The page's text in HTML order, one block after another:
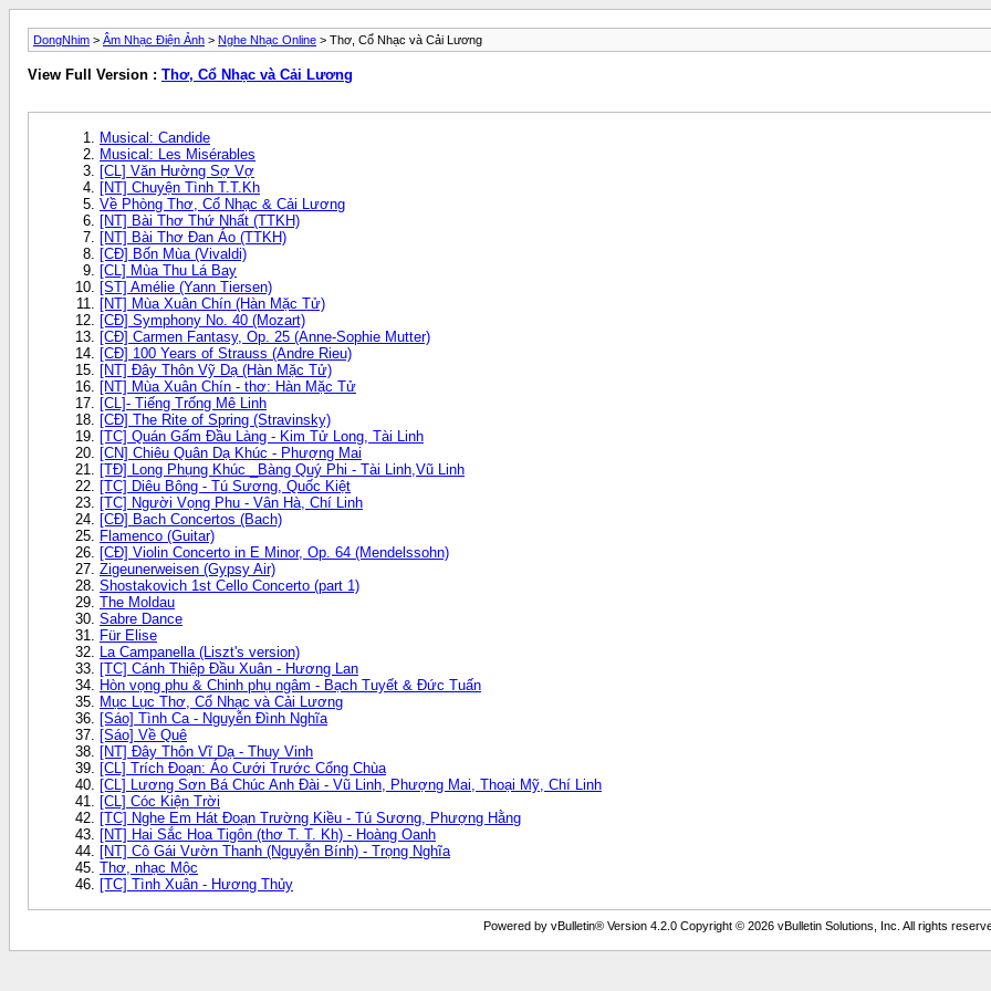
DongNhim > Âm Nhạc Điện Ảnh > Nghe Nhạc Online > Thơ, Cổ Nhạc và Cải Lương
View Full Version : Thơ, Cổ Nhạc và Cải Lương
Musical: Candide
Musical: Les Misérables
[CL] Văn Hường Sợ Vợ
[NT] Chuyện Tình T.T.Kh
Về Phòng Thơ, Cổ Nhạc & Cải Lương
[NT] Bài Thơ Thứ Nhất (TTKH)
[NT] Bài Thơ Đan Áo (TTKH)
[CĐ] Bốn Mùa (Vivaldi)
[CL] Mùa Thu Lá Bay
[ST] Amélie (Yann Tiersen)
[NT] Mùa Xuân Chín (Hàn Mặc Tử)
[CĐ] Symphony No. 40 (Mozart)
[CĐ] Carmen Fantasy, Op. 25 (Anne-Sophie Mutter)
[CĐ] 100 Years of Strauss (Andre Rieu)
[NT] Đây Thôn Vỹ Dạ (Hàn Mặc Tử)
[NT] Mùa Xuân Chín - thơ: Hàn Mặc Tử
[CL]- Tiếng Trống Mê Linh
[CĐ] The Rite of Spring (Stravinsky)
[TC] Quán Gấm Đầu Làng - Kim Tử Long, Tài Linh
[CN] Chiêu Quân Dạ Khúc - Phượng Mai
[TĐ] Long Phụng Khúc _Bàng Quý Phi - Tài Linh,Vũ Linh
[TC] Diêu Bông - Tú Sương, Quốc Kiệt
[TC] Người Vọng Phu - Vân Hà, Chí Linh
[CĐ] Bach Concertos (Bach)
Flamenco (Guitar)
[CĐ] Violin Concerto in E Minor, Op. 64 (Mendelssohn)
Zigeunerweisen (Gypsy Air)
Shostakovich 1st Cello Concerto (part 1)
The Moldau
Sabre Dance
Für Elise
La Campanella (Liszt's version)
[TC] Cánh Thiệp Đầu Xuân - Hương Lan
Hòn vọng phu & Chinh phụ ngâm - Bạch Tuyết & Đức Tuấn
Mục Lục Thơ, Cổ Nhạc và Cải Lương
[Sáo] Tình Ca - Nguyễn Đình Nghĩa
[Sáo] Về Quê
[NT] Đây Thôn Vĩ Dạ - Thuy Vinh
[CL] Trích Đoạn: Áo Cưới Trước Cổng Chùa
[CL] Lương Sơn Bá Chúc Anh Đài - Vũ Linh, Phượng Mai, Thoại Mỹ, Chí Linh
[CL] Cóc Kiện Trời
[TC] Nghe Em Hát Đoạn Trường Kiều - Tú Sương, Phượng Hằng
[NT] Hai Sắc Hoa Tigôn (thơ T. T. Kh) - Hoàng Oanh
[NT] Cô Gái Vườn Thanh (Nguyễn Bính) - Trọng Nghĩa
Thơ, nhạc Mộc
[TC] Tình Xuân - Hương Thủy
Powered by vBulletin® Version 4.2.0 Copyright © 2026 vBulletin Solutions, Inc. All rights